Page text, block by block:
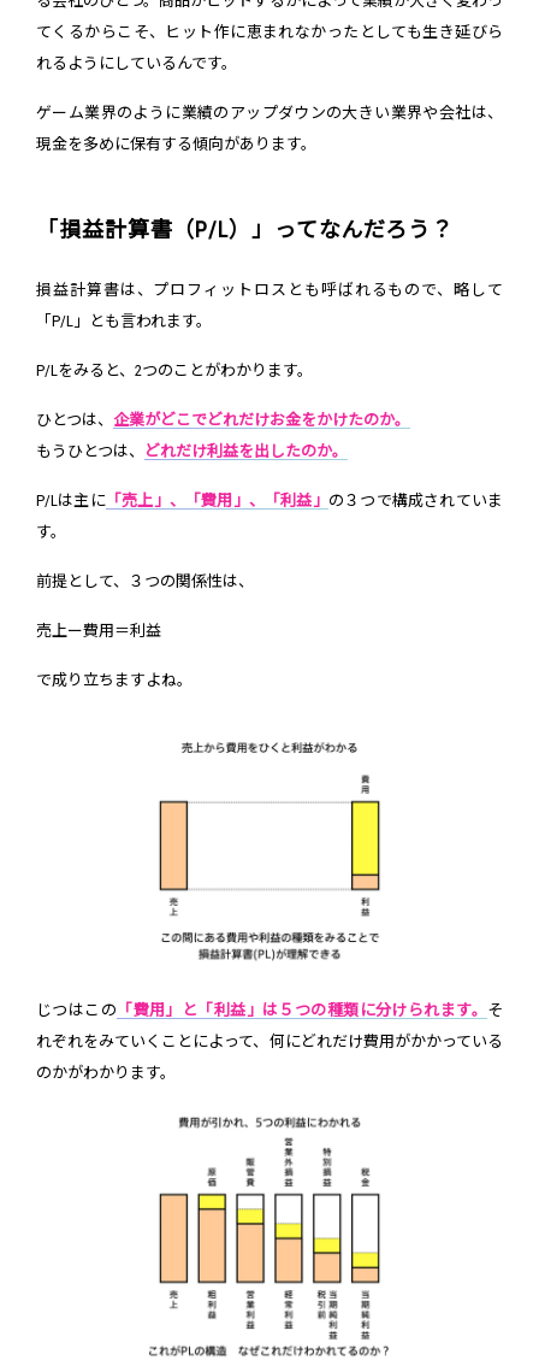
てくるからこそ、ヒット作に恵まれなかったとしても生き延びら
れるようにしているんです。
ゲーム業界のように業績のアップダウンの大きい業界や会社は、
現金を多めに保有する傾向があります。
「損益計算書（P/L）」ってなんだろう？
損益計算書は、プロフィットロスとも呼ばれるもので、略して
「P/L」とも言われます。
P/Lをみると、2つのことがわかります。
ひとつは、 企業がどこでどれだけお金をかけたのか。
もうひとつは、
どれだけ利益を出したのか。
P/Lは主に「売上」、「費用」、「利益」 の３つで構成されていま
す。
前提として、３つの関係性は、
売上ー費用＝利益
で成り立ちますよね。
じつはこの 「費用」と「利益」は５つの種類に分けられます。 そ
れぞれをみていくことによって、何にどれだけ費用がかかっている
のかがわかります。